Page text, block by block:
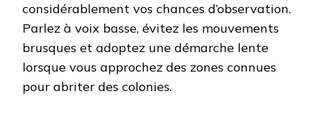
considérablement vos chances d’observation.
Parlez à voix basse, évitez les mouvements
brusques et adoptez une démarche lente
lorsque vous approchez des zones connues
pour abriter des colonies.